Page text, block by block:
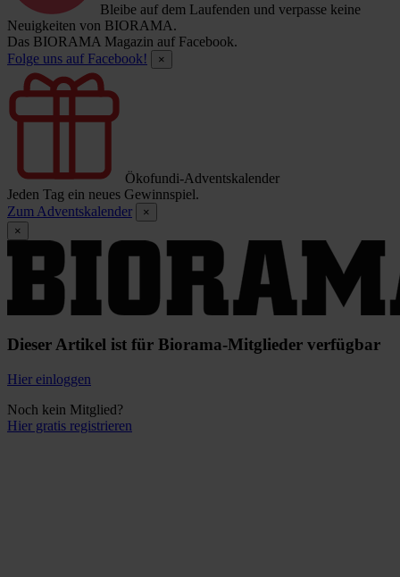
Bleibe auf dem Laufenden und verpasse keine
Neuigkeiten von BIORAMA.
Das BIORAMA Magazin auf Facebook.
Folge uns auf Facebook!
×
Ökofundi-Adventskalender
Jeden Tag ein neues Gewinnspiel.
Zum Adventskalender
×
×
Dieser Artikel ist für Biorama-Mitglieder verfügbar
Hier einloggen
Noch kein Mitglied?
Hier gratis registrieren